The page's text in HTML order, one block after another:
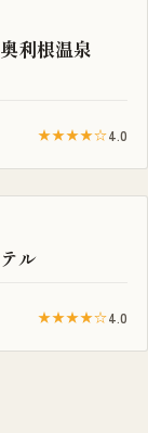
利根温泉
★★★★☆4.0
ル
★★★★☆4.0